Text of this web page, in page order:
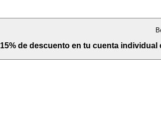
15% de descuento en tu cuenta